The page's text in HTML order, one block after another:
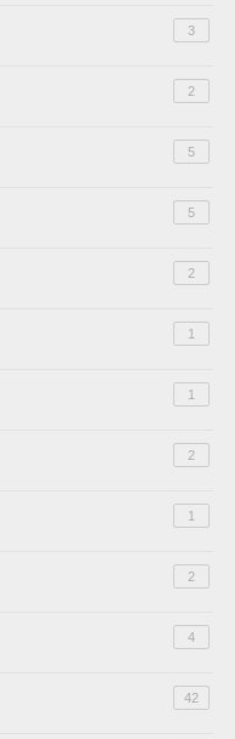
3
2
5
5
2
1
1
2
1
2
4
42